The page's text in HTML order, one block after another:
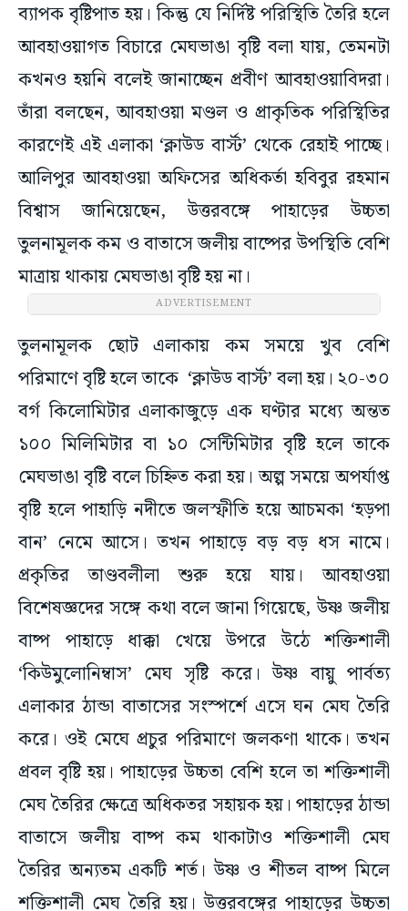
ব্যাপক বৃষ্টিপাত হয়। কিন্তু যে নির্দিষ্ট পরিস্থিতি তৈরি হলে
আবহাওয়াগত বিচারে মেঘভাঙা বৃষ্টি বলা যায়, তেমনটা
কখনও হয়নি বলেই জানাচ্ছেন প্রবীণ আবহাওয়াবিদরা।
তাঁরা বলছেন, আবহাওয়া মণ্ডল ও প্রাকৃতিক পরিস্থিতির
কারণেই এই এলাকা ‘ক্লাউড বার্স্ট’ থেকে রেহাই পাচ্ছে।
আলিপুর আবহাওয়া অফিসের অধিকর্তা হবিবুর রহমান
বিশ্বাস জানিয়েছেন, উত্তরবঙ্গে পাহাড়ের উচ্চতা
তুলনামূলক কম ও বাতাসে জলীয় বাষ্পের উপস্থিতি বেশি
মাত্রায় থাকায় মেঘভাঙা বৃষ্টি হয় না।
ADVERTISEMENT
তুলনামূলক ছোট এলাকায় কম সময়ে খুব বেশি
পরিমাণে বৃষ্টি হলে তাকে ‘ক্লাউড বার্স্ট’ বলা হয়। ২০-৩০
বর্গ কিলোমিটার এলাকাজুড়ে এক ঘণ্টার মধ্যে অন্তত
১০০ মিলিমিটার বা ১০ সেন্টিমিটার বৃষ্টি হলে তাকে
মেঘভাঙা বৃষ্টি বলে চিহ্নিত করা হয়। অল্প সময়ে অপর্যাপ্ত
বৃষ্টি হলে পাহাড়ি নদীতে জলস্ফীতি হয়ে আচমকা ‘হড়পা
বান’ নেমে আসে। তখন পাহাড়ে বড় বড় ধস নামে।
প্রকৃতির তাণ্ডবলীলা শুরু হয়ে যায়। আবহাওয়া
বিশেষজ্ঞদের সঙ্গে কথা বলে জানা গিয়েছে, উষ্ণ জলীয়
বাষ্প পাহাড়ে ধাক্কা খেয়ে উপরে উঠে শক্তিশালী
‘কিউমুলোনিম্বাস’ মেঘ সৃষ্টি করে। উষ্ণ বায়ু পার্বত্য
এলাকার ঠান্ডা বাতাসের সংস্পর্শে এসে ঘন মেঘ তৈরি
করে। ওই মেঘে প্রচুর পরিমাণে জলকণা থাকে। তখন
প্রবল বৃষ্টি হয়। পাহাড়ের উচ্চতা বেশি হলে তা শক্তিশালী
মেঘ তৈরির ক্ষেত্রে অধিকতর সহায়ক হয়। পাহাড়ের ঠান্ডা
বাতাসে জলীয় বাষ্প কম থাকাটাও শক্তিশালী মেঘ
তৈরির অন্যতম একটি শর্ত। উষ্ণ ও শীতল বাষ্প মিলে
শক্তিশালী মেঘ তৈরি হয়। উত্তরবঙ্গের পাহাড়ের উচ্চতা